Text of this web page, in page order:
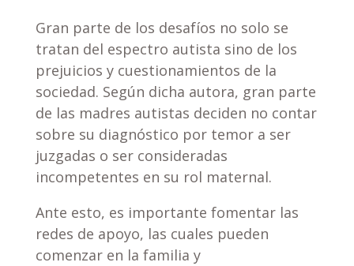
Gran parte de los desafíos no solo se
tratan del espectro autista sino de los
prejuicios y cuestionamientos de la
sociedad. Según dicha autora, gran parte
de las madres autistas deciden no contar
sobre su diagnóstico por temor a ser
juzgadas o ser consideradas
incompetentes en su rol maternal.
Ante esto, es importante fomentar las
redes de apoyo, las cuales pueden
comenzar en la familia y